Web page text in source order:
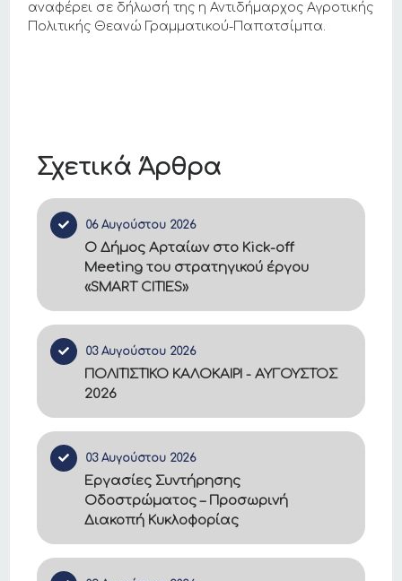
Σχετικά Άρθρα
06 Αυγούστου 2026
Ο Δήμος Αρταίων στο Kick-off
Meeting του στρατηγικού έργου
«SMART CITIES»
03 Αυγούστου 2026
ΠΟΛΙΤΙΣΤΙΚΟ ΚΑΛΟΚΑΙΡΙ - ΑΥΓΟΥΣΤΟΣ
2026
03 Αυγούστου 2026
Εργασίες Συντήρησης
Οδοστρώματος – Προσωρινή
Διακοπή Κυκλοφορίας
αναφέρει σε δήλωσή της η Αντιδήμαρχος Αγροτικής
Πολιτικής Θεανώ Γραμματικού-Παπατσίμπα.